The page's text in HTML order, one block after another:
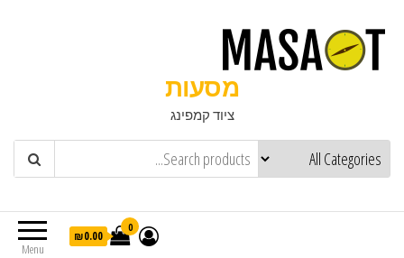
מסעות
ציוד קמפינג
Menu
0
₪0.00